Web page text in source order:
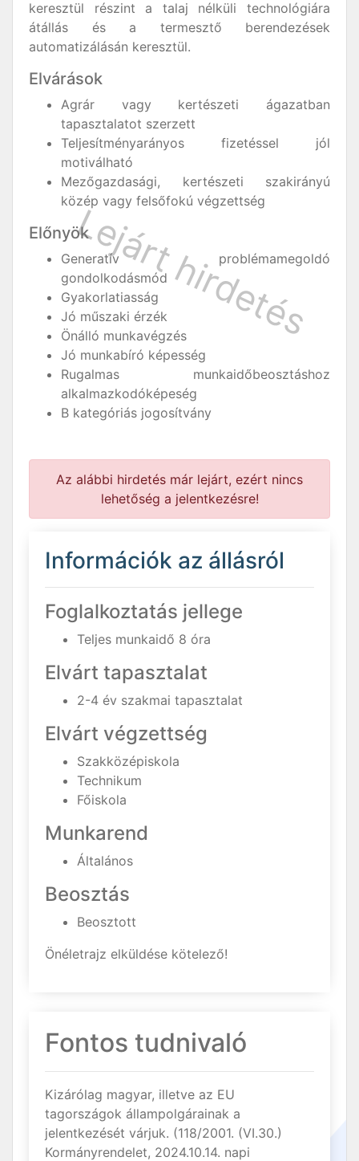
keresztül részint a talaj nélküli technológiára
átállás és a termesztő berendezések
automatizálásán keresztül.
Elvárások
Agrár vagy kertészeti ágazatban
tapasztalatot szerzett
Teljesítményarányos fizetéssel jól
motiválható
Mezőgazdasági, kertészeti szakirányú
közép vagy felsőfokú végzettség
Előnyök
Generatív problémamegoldó
gondolkodásmód
Gyakorlatiasság
Jó műszaki érzék
Önálló munkavégzés
Jó munkabíró képesség
Rugalmas munkaidőbeosztáshoz
alkalmazkodóképeség
B kategóriás jogosítvány
Az alábbi hirdetés már lejárt, ezért nincs
lehetőség a jelentkezésre!
Információk az állásról
Foglalkoztatás jellege
Teljes munkaidő 8 óra
Elvárt tapasztalat
2-4 év szakmai tapasztalat
Elvárt végzettség
Szakközépiskola
Technikum
Főiskola
Munkarend
Általános
Beosztás
Beosztott
Önéletrajz elküldése kötelező!
Fontos tudnivaló
Kizárólag magyar, illetve az EU
tagországok állampolgárainak a
jelentkezését várjuk. (118/2001. (VI.30.)
Kormányrendelet, 2024.10.14. napi